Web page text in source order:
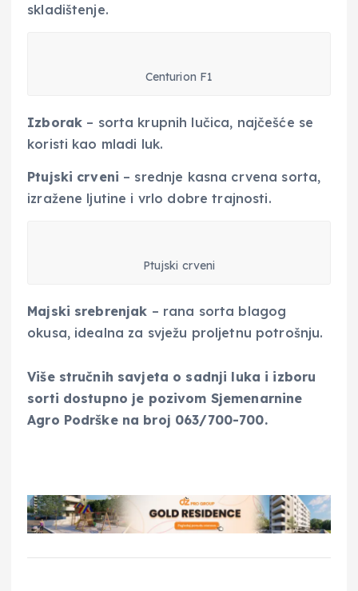
skladištenje.
Centurion F1
Izborak – sorta krupnih lučica, najčešće se
koristi kao mladi luk.
Ptujski crveni – srednje kasna crvena sorta,
izražene ljutine i vrlo dobre trajnosti.
Ptujski crveni
Majski srebrenjak – rana sorta blagog
okusa, idealna za svježu proljetnu potrošnju.
Više stručnih savjeta o sadnji luka i izboru
sorti dostupno je pozivom Sjemenarnine
Agro Podrške na broj 063/700-700.